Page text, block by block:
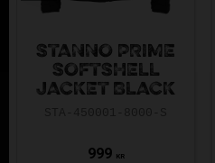
STANNO PRIME
SOFTSHELL
JACKET BLACK
999 KR